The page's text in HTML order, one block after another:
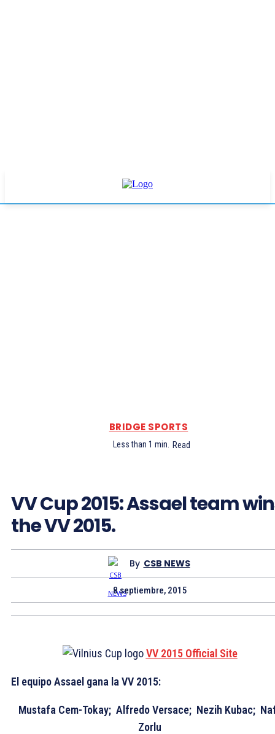
BRIDGE SPORTS
Less than 1 min. Read
VV Cup 2015: Assael team
the VV 2015.
By CSB NEWS
8 septiembre, 2015
VV 2015 Official Site
El equipo Assael gana la VV 2015:
Mustafa Cem-Tokay; Alfredo Versace; Nezih Kubac;
Zorlu